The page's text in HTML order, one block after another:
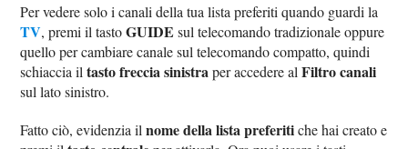
Per vedere solo i canali della tua lista preferiti quando guardi la
TV, premi il tastoGUIDE sul telecomando tradizionale oppure
quello per cambiare canale sul telecomando compatto, quindi
schiaccia iltasto freccia sinistra per accedere alFiltro canali
sul lato sinistro.
Fatto ciò, evidenzia ilnome della lista preferitiche hai creato e